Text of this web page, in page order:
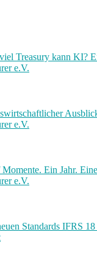
Treasury kann KI?
e.V.
e.V.
Ein Jahr.
e.V.
Standards IFRS